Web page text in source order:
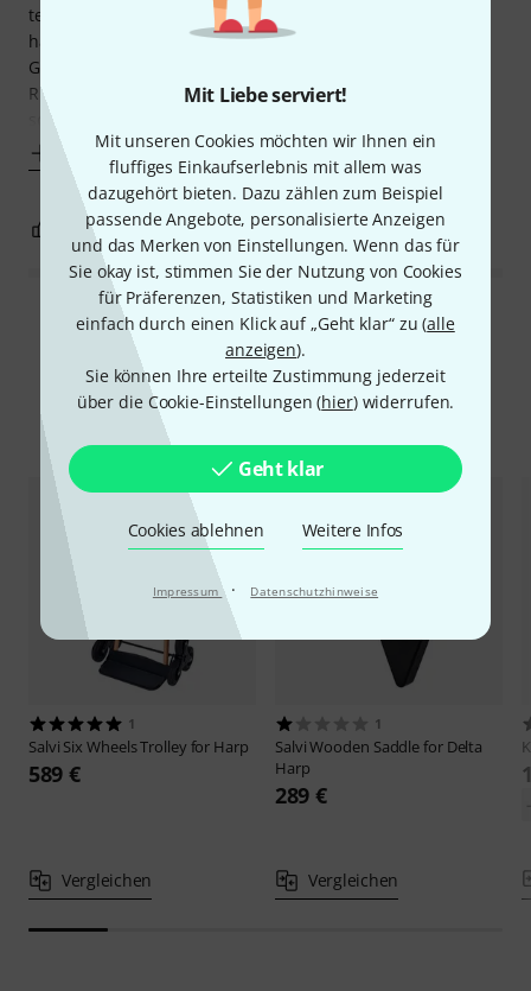
Mit Liebe serviert!
Mit unseren Cookies möchten wir Ihnen ein
fluffiges Einkaufserlebnis mit allem was
dazugehört bieten. Dazu zählen zum Beispiel
passende Angebote, personalisierte Anzeigen
und das Merken von Einstellungen. Wenn das für
Sie okay ist, stimmen Sie der Nutzung von Cookies
für Präferenzen, Statistiken und Marketing
einfach durch einen Klick auf „Geht klar“ zu (alle
anzeigen).
Sie können Ihre erteilte Zustimmung jederzeit
über die Cookie-Einstellungen (hier) widerrufen.
Geht klar
Cookies ablehnen Weitere Infos
Impressum · Datenschutzhinweise
teuren Harpo gekauft und ich bin begeistert! Statt einem
hat der Trolley zwei verstellbare und vor allem gepolsterte
Gurte, mit denen man die Harfe gut sichern kann. Die
Riedelharfe ist im Vergleich zu anderen Volksharfen sehr
schwer, was der Trolley
Mehr anzeigen
0 BEWERTUNG MELDEN
Alle Bewertungen lesen
Alternativen vergleichen
1
Salvi Six Wheels Trolley for Harp
589 €
Vergleichen
1
SalviWooden Saddle for Delta
Harp
289 €
Vergleichen